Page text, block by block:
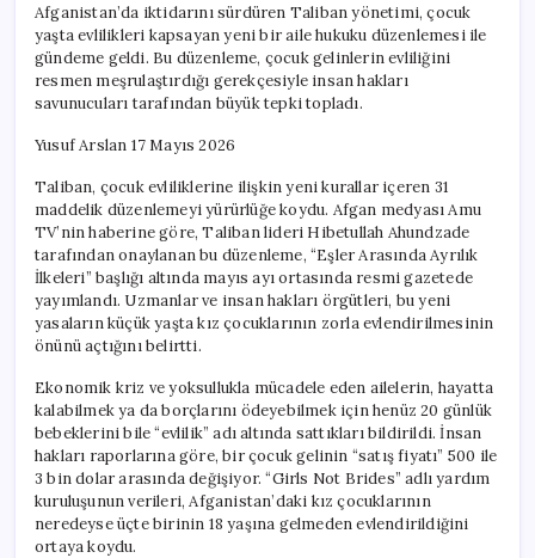
Meşrulaştıran
Yeni
Aile
Hukuku
Afganistan’da iktidarını sürdüren Taliban yönetimi, çocuk
yaşta evlilikleri kapsayan yeni bir aile hukuku düzenlemesi ile
gündeme geldi. Bu düzenleme, çocuk gelinlerin evliliğini
resmen meşrulaştırdığı gerekçesiyle insan hakları
savunucuları tarafından büyük tepki topladı.
Yusuf Arslan 17 Mayıs 2026
Taliban, çocuk evliliklerine ilişkin yeni kurallar içeren 31
maddelik düzenlemeyi yürürlüğe koydu. Afgan medyası Amu
TV’nin haberine göre, Taliban lideri Hibetullah Ahundzade
tarafından onaylanan bu düzenleme, “Eşler Arasında Ayrılık
İlkeleri” başlığı altında mayıs ayı ortasında resmi gazetede
yayımlandı. Uzmanlar ve insan hakları örgütleri, bu yeni
yasaların küçük yaşta kız çocuklarının zorla evlendirilmesinin
önünü açtığını belirtti.
Ekonomik kriz ve yoksullukla mücadele eden ailelerin, hayatta
kalabilmek ya da borçlarını ödeyebilmek için henüz 20 günlük
bebeklerini bile “evlilik” adı altında sattıkları bildirildi. İnsan
hakları raporlarına göre, bir çocuk gelinin “satış fiyatı” 500 ile
3 bin dolar arasında değişiyor. “Girls Not Brides” adlı yardım
kuruluşunun verileri, Afganistan’daki kız çocuklarının
neredeyse üçte birinin 18 yaşına gelmeden evlendirildiğini
ortaya koydu.